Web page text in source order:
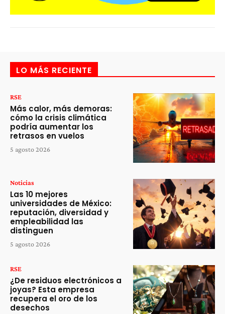
LO MÁS RECIENTE
RSE
Más calor, más demoras:
cómo la crisis climática
podría aumentar los
retrasos en vuelos
5 agosto 2026
Noticias
Las 10 mejores
universidades de México:
reputación, diversidad y
empleabilidad las
distinguen
5 agosto 2026
RSE
¿De residuos electrónicos a
joyas? Esta empresa
recupera el oro de los
desechos